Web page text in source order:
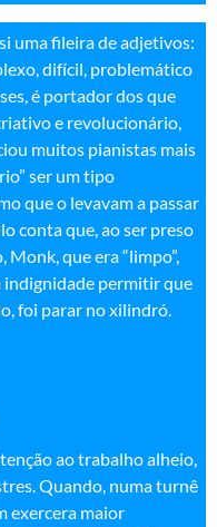
uma fileira de adjetivos:
difícil, problemático
é portador dos que
e revolucionário,
muitos pianistas mais
ser um tipo
que o levavam a passar
conta que, ao ser preso
que era “limpo”,
indignidade permitir que
foi parar no xilindró.
ao trabalho alheio,
Quando, numa turnê
exercera maior